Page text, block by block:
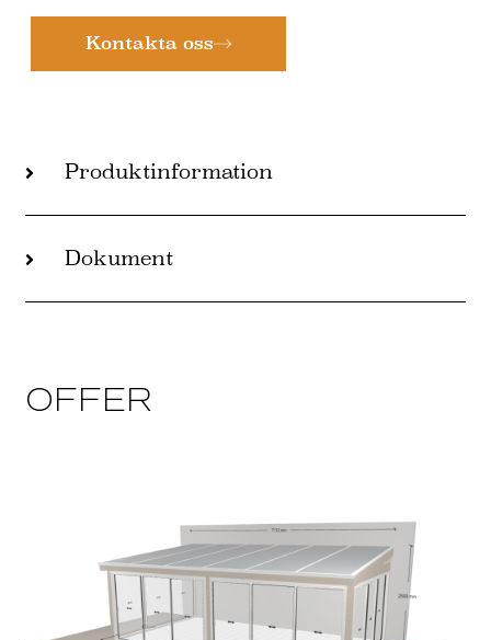
Kontakta oss
Produktinformation
Dokument
OFFER